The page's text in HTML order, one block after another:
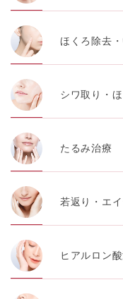
ほくろ除去
シワ取り・
たるみ治療
若返り・エ
ヒアルロン